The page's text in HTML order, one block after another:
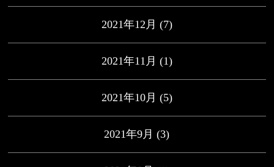
2021年12月 (7)
2021年11月 (1)
2021年10月 (5)
2021年9月 (3)